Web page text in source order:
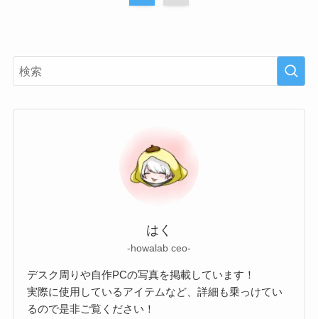
はく
-howalab ceo-
デスク周りや自作PCの写真を掲載しています！
実際に使用しているアイテムなど、詳細も乗っけてい
るので是非ご覧ください！